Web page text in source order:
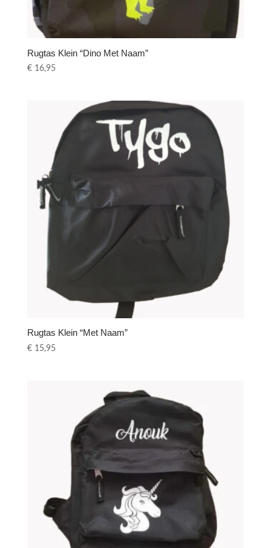
Rugtas Klein “Dino Met Naam”
€16,95
Rugtas Klein “Met Naam”
€15,95